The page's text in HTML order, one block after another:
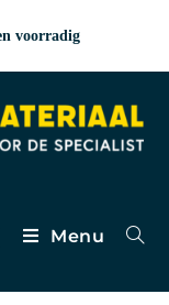
voorradig
Menu